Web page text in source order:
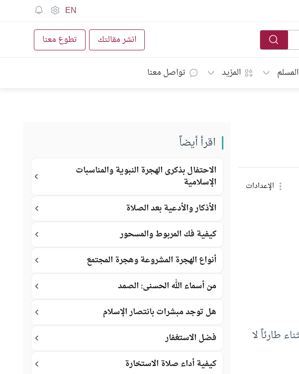
EN
انشر مقالتك تطوع معنا
المزيد تواصل معنا
الإعدادات
طارئاً لا
اقرأ أيضاً
الاحتفال بذكرى الهجرة النبوية والمناسبات
الإسلامية
الأذكار والأدعية بعد الصلاة
كيفية فك المربوط والمسحور
أنواع الهجرة المشروعة وهجرة المجتمع
من أسماء الله الحسنى: الصمد
هل توجد مبشرات بانتصار الإسلام
فضل الاستغفار
كيفية أداء صلاة الاستخارة